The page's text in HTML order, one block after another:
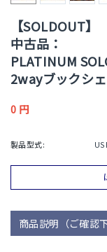
【SOLDOUT】
中古品：
PLATINUM
2wayブックシェ
0 円
製品型式:
商品説明（ご確認